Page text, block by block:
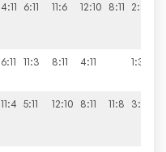
4:11 6:11 11:6 12:10 8:11 2:3
6:11 11:3 8:11 4:11 1:3
11:4 5:11 12:10 8:11 11:8 3:2